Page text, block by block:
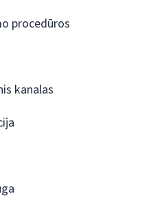
procedūros
kanalas